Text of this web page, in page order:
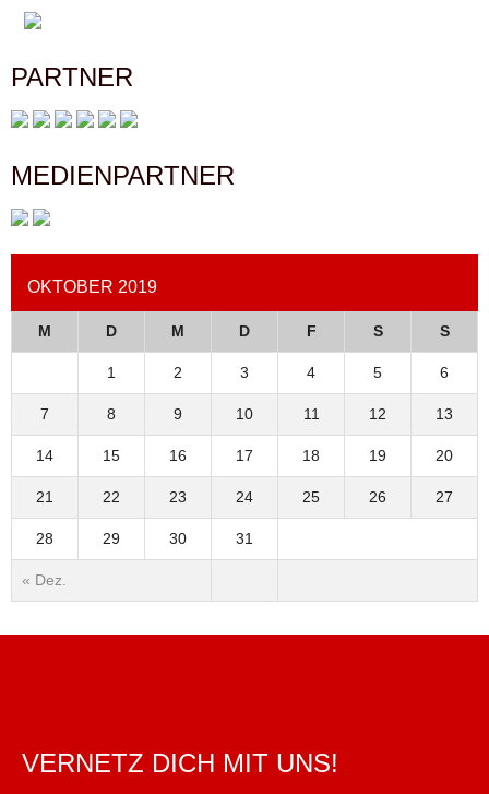
PARTNER
MEDIENPARTNER
OKTOBER 2019
M D M D F S S
« Dez.
1 2 3 4 5 6
7 8 9 10 11 12 13
14 15 16 17 18 19 20
21 22 23 24 25 26 27
28 29 30 31
VERNETZ DICH MIT UNS!